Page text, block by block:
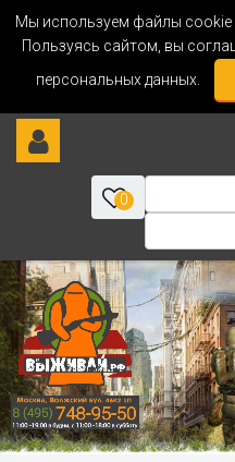
Мы используем файлы cookie
Пользуясь сайтом, вы
персональных данных.
0